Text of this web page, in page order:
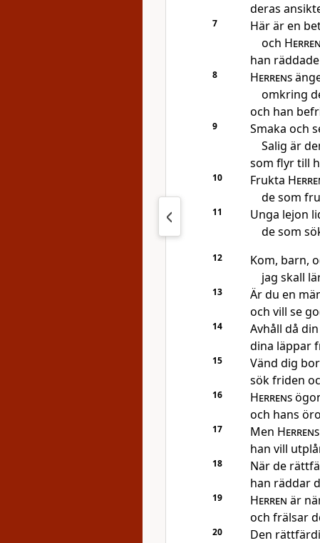
deras
7
Här är en
och Herren
han
8 Herrens
omkring
och han
9 Smaka och
Salig är
som flyr till
10 Frukta
de som
11
Unga lejon
de som
12
Kom, barn,
jag skall
13
Är du en
och vill se
14
Avhåll då
dina läppar
15
Vänd dig
sök friden
16 Herrens
och hans
17 Men Herrens
han vill
18 När de
han räddar
19 Herren är
och frälsar
20
Den